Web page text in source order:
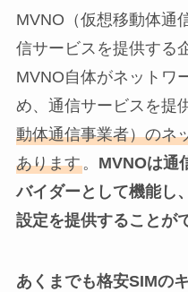
MVNO（仮想移動体通
信サービスを提供する
MVNO自体がネットワ
め、通信サービスを提
動体通信事業者）のネ
あります。 MVNOは通
バイダーとして機能し
設定を提供することが
あくまでも格安SIMの